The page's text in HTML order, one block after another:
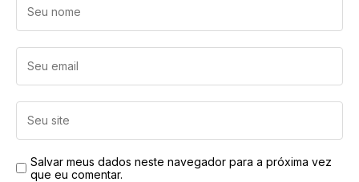
Salvar meus dados neste navegador para a próxima vez
que eu comentar.